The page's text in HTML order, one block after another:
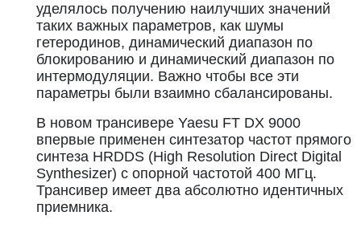
уделялось получению наилучших значений
таких важных параметров, как шумы
гетеродинов, динамический диапазон по
блокированию и динамический диапазон по
интермодуляции. Важно чтобы все эти
параметры были взаимно сбалансированы.
В новом трансивере Yaesu FT DX 9000
впервые применен синтезатор частот прямого
синтеза HRDDS (High Resolution Direct Digital
Synthesizer) c опорной частотой 400 МГц.
Трансивер имеет два абсолютно идентичных
приемника.